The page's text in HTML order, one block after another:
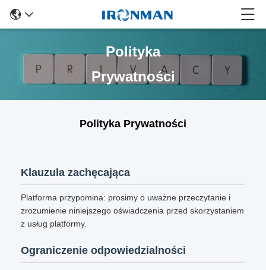
Polityka
Prywatności
Polityka Prywatności
Klauzula zachęcająca
Platforma przypomina: prosimy o uważne przeczytanie i
zrozumienie niniejszego oświadczenia przed skorzystaniem
z usług platformy.
Ograniczenie odpowiedzialności